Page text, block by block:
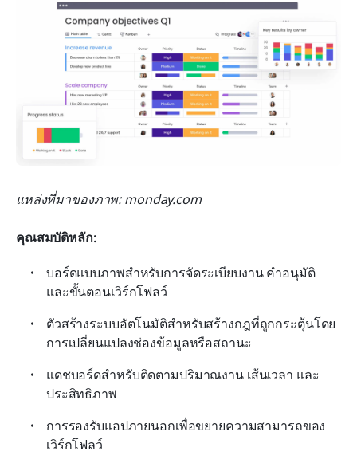
แหล่งที่มาของภาพ: monday.com
คุณสมบัติหลัก:
บอร์ดแบบภาพสำหรับการจัดระเบียบงาน คำอนุมัติ
และขั้นตอนเวิร์กโฟลว์
ตัวสร้างระบบอัตโนมัติสำหรับสร้างกฎที่ถูกกระตุ้นโดย
การเปลี่ยนแปลงช่องข้อมูลหรือสถานะ
แดชบอร์ดสำหรับติดตามปริมาณงาน เส้นเวลา และ
ประสิทธิภาพ
การรองรับแอปภายนอกเพื่อขยายความสามารถของ
เวิร์กโฟลว์